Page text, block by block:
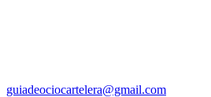
guiadeociocartelera@gmail.com